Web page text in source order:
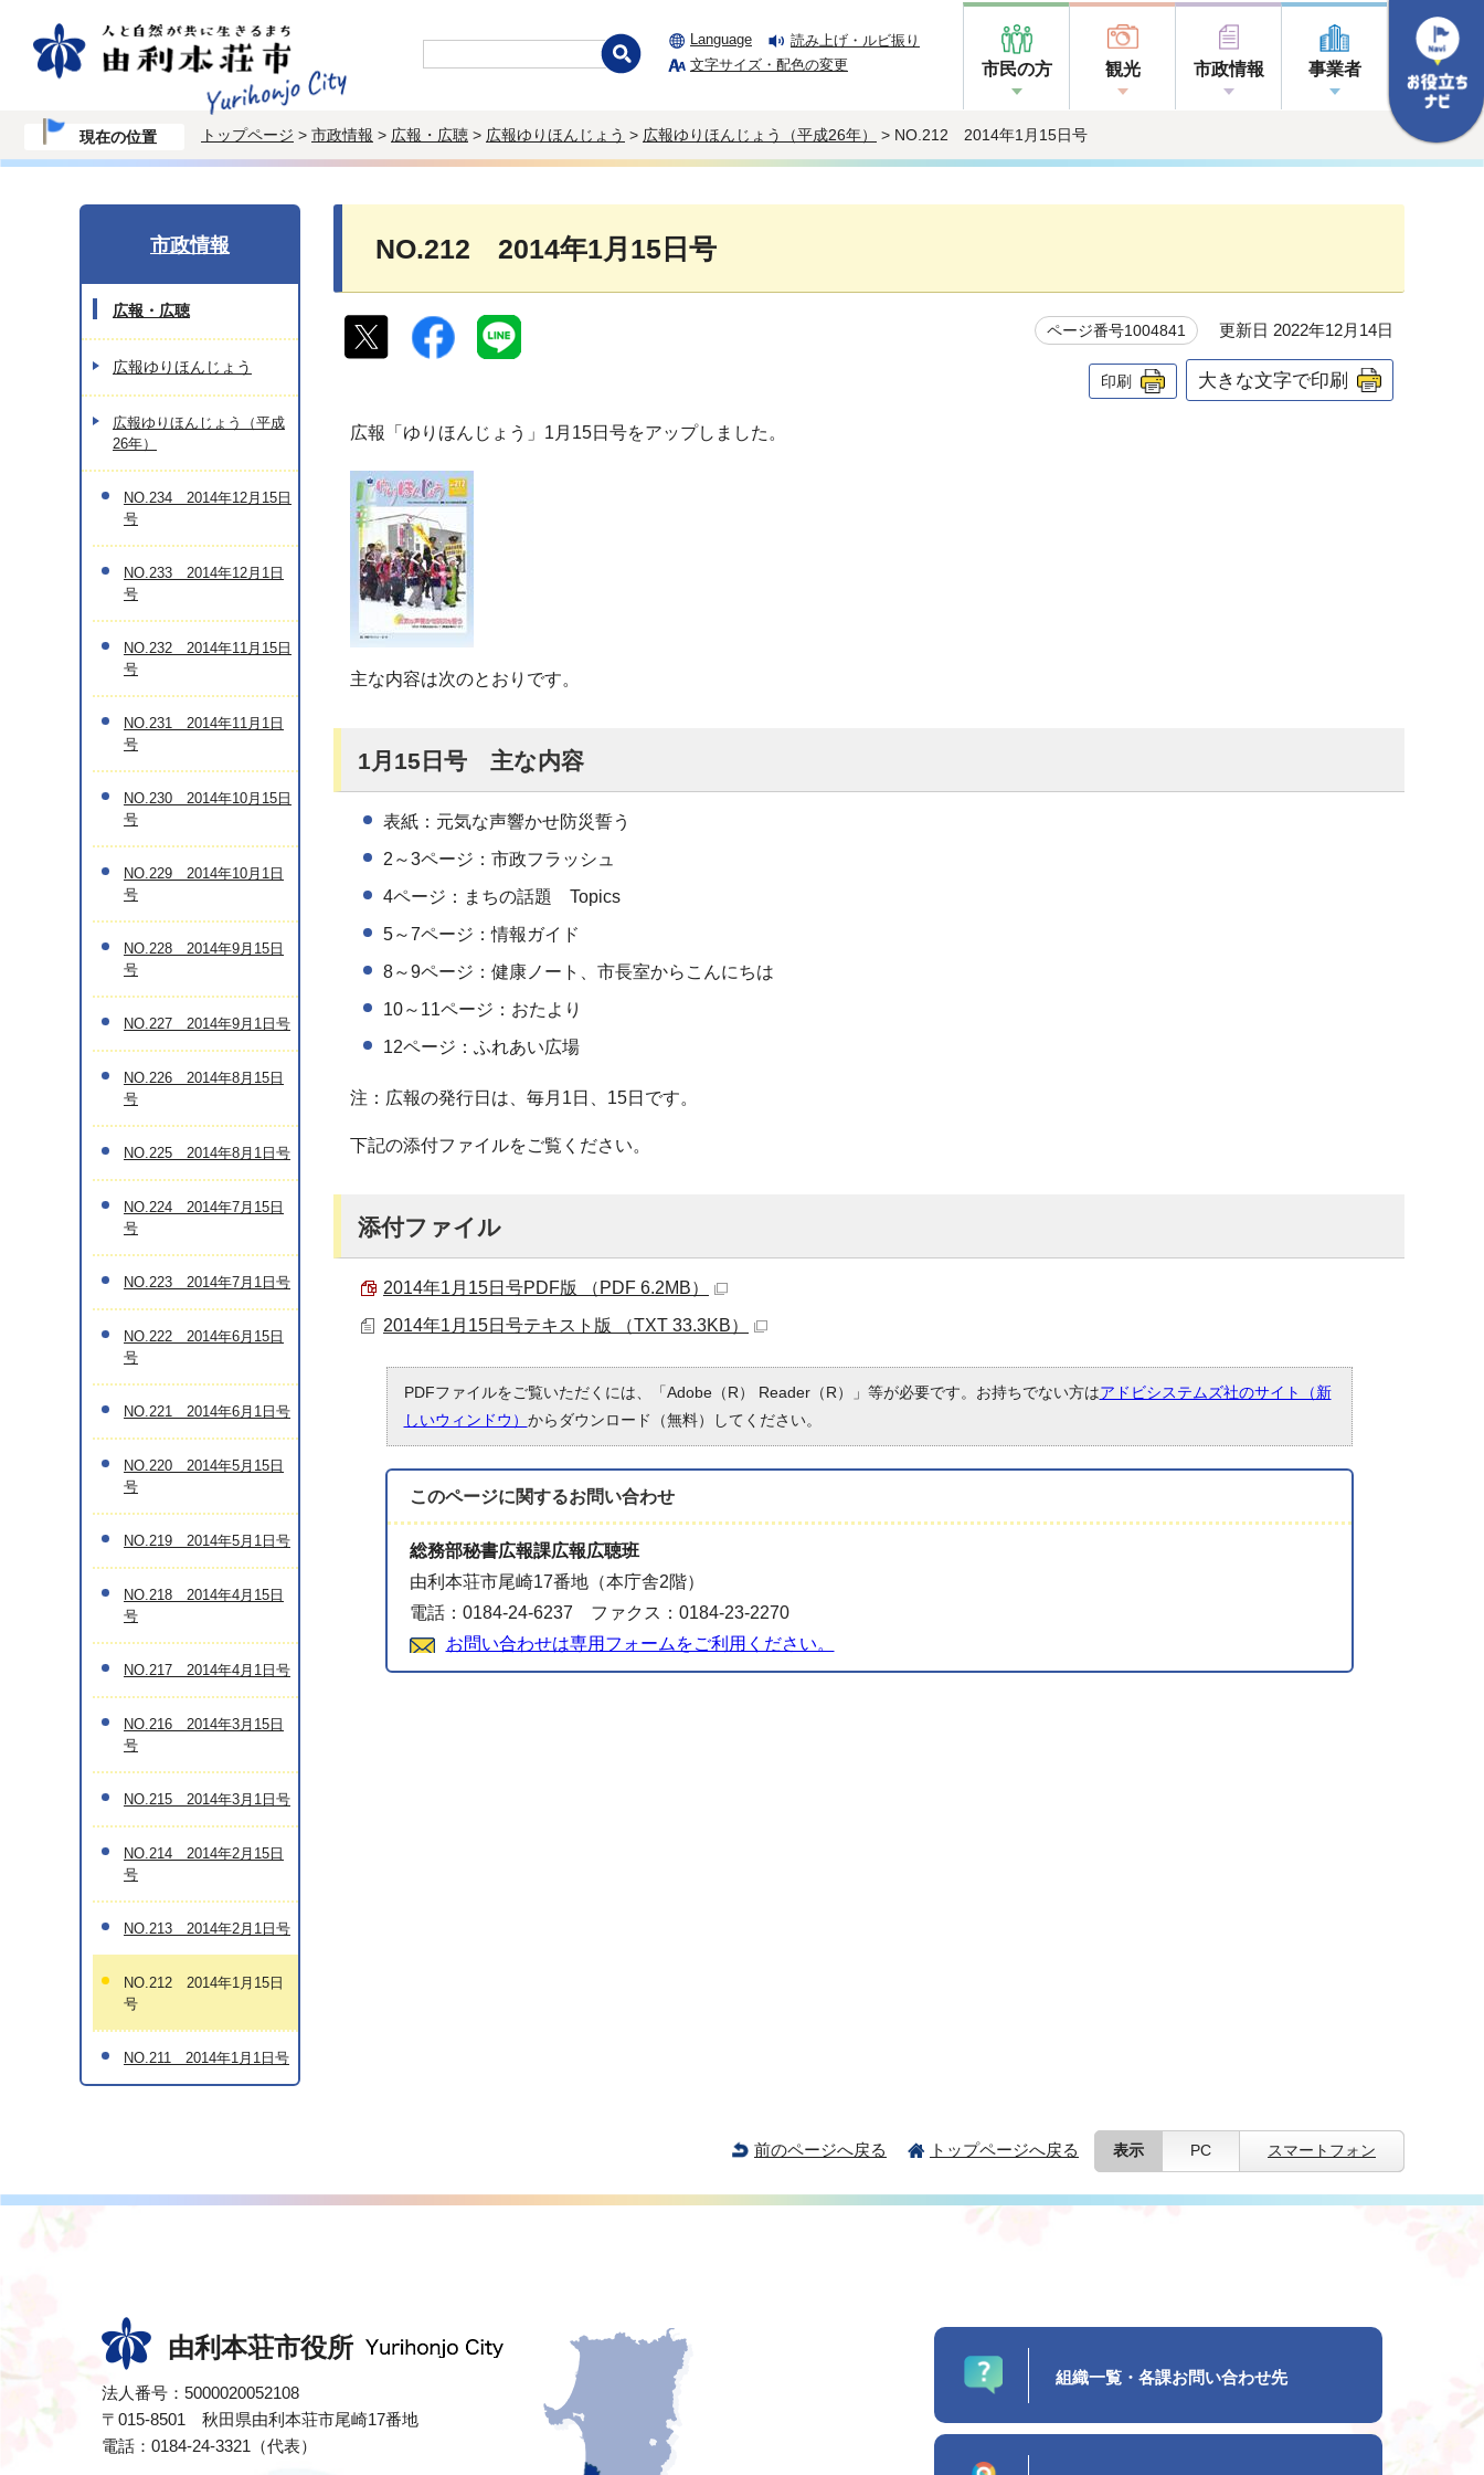
Language
読み上げ・ルビ振り
文字サイズ・配色の変更
市民の方 観光 市政情報 事業者
現在の位置 トップページ > 市政情報 > 広報・広聴 > 広報ゆりほんじょう > 広報ゆりほんじょう（平成26年） > NO.212 2014年1月15日号
NO.212 2014年1月15日号
ページ番号1004841 更新日 2022年12月14日
印刷 大きな文字で印刷
広報「ゆりほんじょう」1月15日号をアップしました。
主な内容は次のとおりです。
1月15日号 主な内容
表紙：元気な声響かせ防災誓う
2～3ページ：市政フラッシュ
4ページ：まちの話題 Topics
5～7ページ：情報ガイド
8～9ページ：健康ノート、市長室からこんにちは
10～11ページ：おたより
12ページ：ふれあい広場
注：広報の発行日は、毎月1日、15日です。
下記の添付ファイルをご覧ください。
添付ファイル
2014年1月15日号PDF版 （PDF 6.2MB）
2014年1月15日号テキスト版 （TXT 33.3KB）
PDFファイルをご覧いただくには、「Adobe（R） Reader（R）」等が必要です。お持ちでない方はアドビシステムズ社のサイト（新
しいウィンドウ） からダウンロード（無料）してください。
このページに関するお問い合わせ
総務部秘書広報課広報広聴班
由利本荘市尾崎17番地（本庁舎2階）
電話：0184-24-6237 ファクス：0184-23-2270
お問い合わせは専用フォームをご利用ください。
市政情報
広報・広聴
広報ゆりほんじょう
広報ゆりほんじょう（平成
26年）
NO.234 2014年12月15日
号
NO.233 2014年12月1日
号
NO.232 2014年11月15日
号
NO.231 2014年11月1日
号
NO.230 2014年10月15日
号
NO.229 2014年10月1日
号
NO.228 2014年9月15日
号
NO.227 2014年9月1日号
NO.226 2014年8月15日
号
NO.225 2014年8月1日号
NO.224 2014年7月15日
号
NO.223 2014年7月1日号
NO.222 2014年6月15日
号
NO.221 2014年6月1日号
NO.220 2014年5月15日
号
NO.219 2014年5月1日号
NO.218 2014年4月15日
号
NO.217 2014年4月1日号
NO.216 2014年3月15日
号
NO.215 2014年3月1日号
NO.214 2014年2月15日
号
NO.213 2014年2月1日号
NO.212 2014年1月15日
号
NO.211 2014年1月1日号
前のページへ戻る トップページへ戻る 表示 PC スマートフォン
由利本荘市役所
法人番号：5000020052108
〒015-8501 秋田県由利本荘市尾崎17番地
電話：0184-24-3321（代表）
組織一覧・各課お問い合わせ先